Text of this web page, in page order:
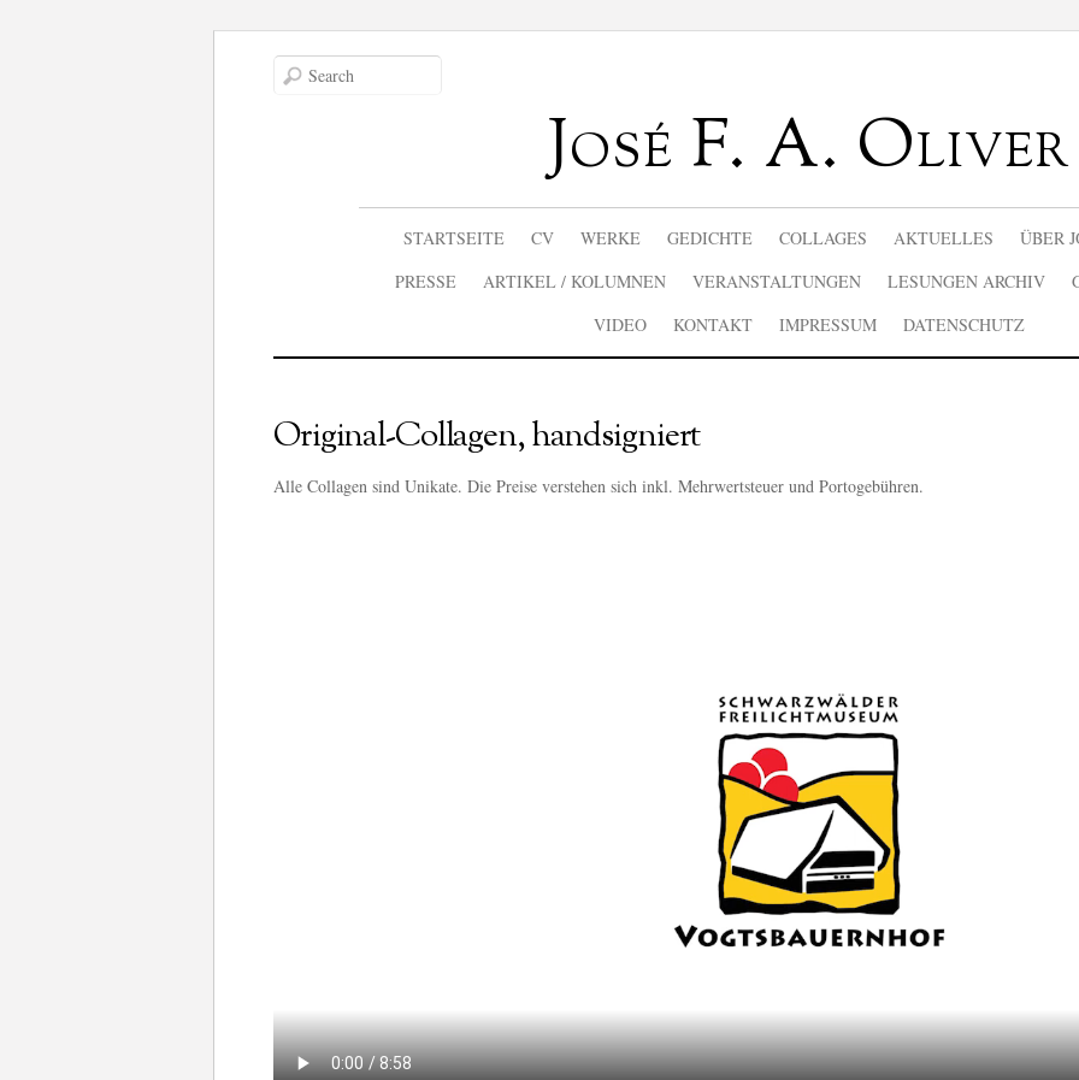
José F. A. Oliver
STARTSEITE CV WERKE GEDICHTE COLLAGES AKTUELLES
ÜBER
PRESSE
ARTIKEL / KOLUMNEN VERANSTALTUNGEN LESUNGEN ARCHIV
VIDEO
KONTAKT IMPRESSUM DATENSCHUTZ
Original-Collagen, handsigniert
Alle Collagen sind Unikate. Die Preise verstehen sich inkl. Mehrwertsteuer und Portogebühren.